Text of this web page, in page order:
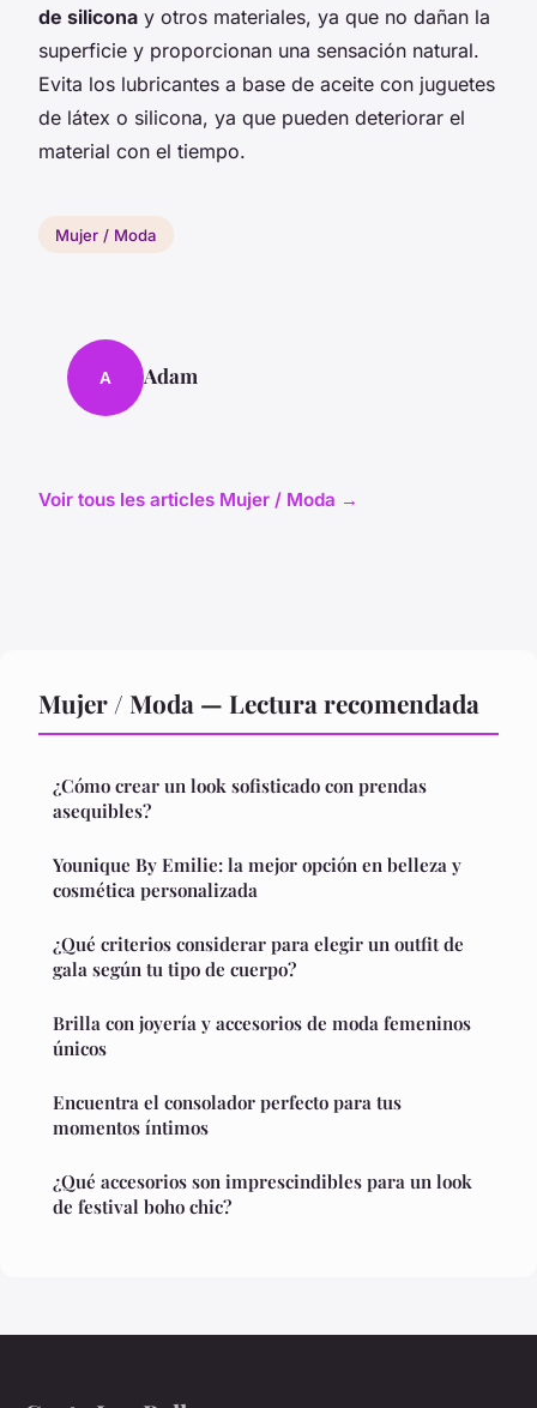
de silicona y otros materiales, ya que no dañan la
superficie y proporcionan una sensación natural.
Evita los lubricantes a base de aceite con juguetes
de látex o silicona, ya que pueden deteriorar el
material con el tiempo.
Mujer / Moda
A Adam
Voir tous les articles Mujer / Moda →
Mujer / Moda — Lectura recomendada
¿Cómo crear un look sofisticado con prendas
asequibles?
Younique By Emilie: la mejor opción en belleza y
cosmética personalizada
¿Qué criterios considerar para elegir un outfit de
gala según tu tipo de cuerpo?
Brilla con joyería y accesorios de moda femeninos
únicos
Encuentra el consolador perfecto para tus
momentos íntimos
¿Qué accesorios son imprescindibles para un look
de festival boho chic?